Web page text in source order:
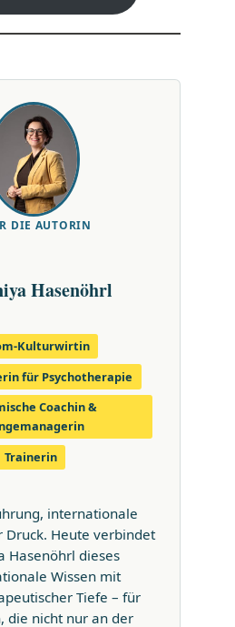
DIE AUTORIN
Hasenöhrl
Kulturwirtin
für Psychotherapie
Coachin &
Trainerin
internationale
Druck. Heute verbindet
Hasenöhrl dieses
Wissen mit
Tiefe – für
die nicht nur an der